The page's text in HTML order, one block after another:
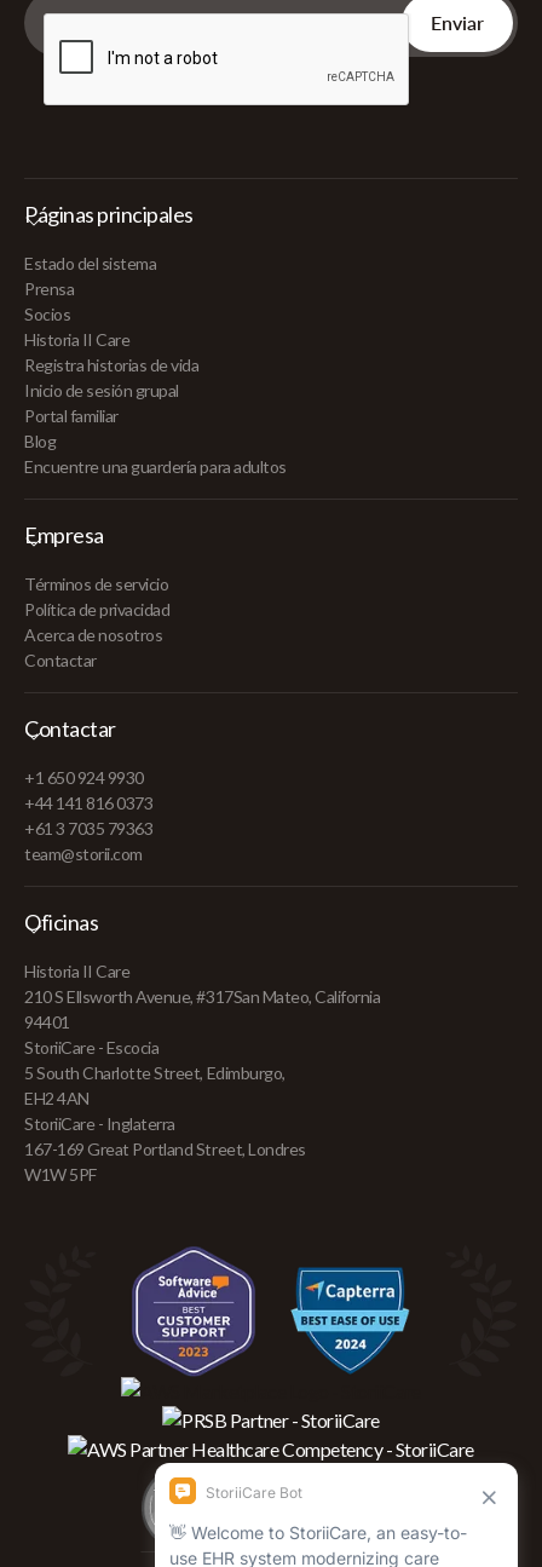
Páginas principales
Estado del sistema
Prensa
Socios
Historia II Care
Registra historias de vida
Inicio de sesión grupal
Portal familiar
Blog
Encuentre una guardería para adultos
Empresa
Términos de servicio
Política de privacidad
Acerca de nosotros
Contactar
Contactar
+1 650 924 9930
+44 141 816 0373
+61 3 7035 79363
team@storii.com
Oficinas
Historia II Care
210 S Ellsworth Avenue, #317San Mateo, California
94401
StoriiCare - Escocia
5 South Charlotte Street, Edimburgo,
EH2 4AN
StoriiCare - Inglaterra
167-169 Great Portland Street, Londres
W1W 5PF